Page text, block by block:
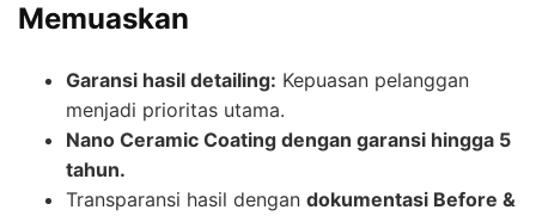
Memuaskan
Garansi hasil detailing: Kepuasan pelanggan
menjadi prioritas utama.
Nano Ceramic Coating dengan garansi hingga 5
tahun.
Transparansi hasil dengan dokumentasi Before &